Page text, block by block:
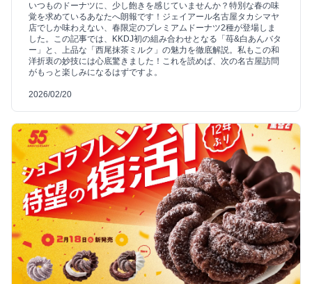
いつものドーナツに、少し飽きを感じていませんか？特別な春の味
覚を求めているあなたへ朗報です！ジェイアール名古屋タカシマヤ
店でしか味わえない、春限定のプレミアムドーナツ2種が登場しま
した。この記事では、KKDJ初の組み合わせとなる「苺&白あんバタ
ー」と、上品な「西尾抹茶ミルク」の魅力を徹底解説。私もこの和
洋折衷の妙技には心底驚きました！これを読めば、次の名古屋訪問
がもっと楽しみになるはずですよ。
2026/02/20